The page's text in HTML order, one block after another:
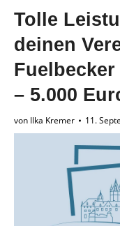
Tolle
deinen
– 5.000
von Ilka Kremer 11.